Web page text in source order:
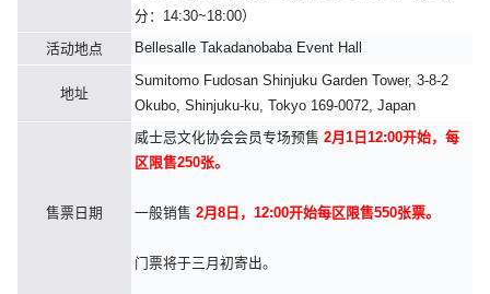
分：14:30~18:00）
活动地点
Bellesalle Takadanobaba Event Hall
地址
Sumitomo Fudosan Shinjuku Garden Tower, 3-8-2
Okubo, Shinjuku-ku, Tokyo 169-0072, Japan
售票日期
威士忌文化协会会员专场预售 2月1日12:00开始，每
区限售250张。
一般销售 2月8日，12:00开始每区限售550张票。
门票将于三月初寄出。